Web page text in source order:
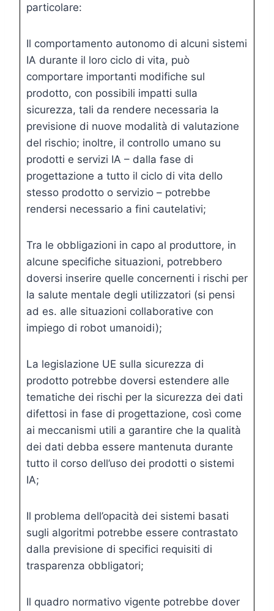
particolare:
Il comportamento autonomo di alcuni sistemi
IA durante il loro ciclo di vita, può
comportare importanti modifiche sul
prodotto, con possibili impatti sulla
sicurezza, tali da rendere necessaria la
previsione di nuove modalità di valutazione
del rischio; inoltre, il controllo umano su
prodotti e servizi IA – dalla fase di
progettazione a tutto il ciclo di vita dello
stesso prodotto o servizio – potrebbe
rendersi necessario a fini cautelativi;
Tra le obbligazioni in capo al produttore, in
alcune specifiche situazioni, potrebbero
doversi inserire quelle concernenti i rischi per
la salute mentale degli utilizzatori (si pensi
ad es. alle situazioni collaborative con
impiego di robot umanoidi);
La legislazione UE sulla sicurezza di
prodotto potrebbe doversi estendere alle
tematiche dei rischi per la sicurezza dei dati
difettosi in fase di progettazione, così come
ai meccanismi utili a garantire che la qualità
dei dati debba essere mantenuta durante
tutto il corso dell’uso dei prodotti o sistemi
IA;
Il problema dell’opacità dei sistemi basati
sugli algoritmi potrebbe essere contrastato
dalla previsione di specifici requisiti di
trasparenza obbligatori;
Il quadro normativo vigente potrebbe dover